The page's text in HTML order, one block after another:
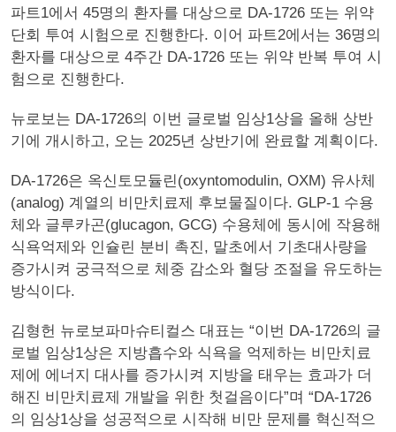
파트1에서 45명의 환자를 대상으로 DA-1726 또는 위약
단회 투여 시험으로 진행한다. 이어 파트2에서는 36명의
환자를 대상으로 4주간 DA-1726 또는 위약 반복 투여 시
험으로 진행한다.
뉴로보는 DA-1726의 이번 글로벌 임상1상을 올해 상반
기에 개시하고, 오는 2025년 상반기에 완료할 계획이다.
DA-1726은 옥신토모듈린(oxyntomodulin, OXM) 유사체
(analog) 계열의 비만치료제 후보물질이다. GLP-1 수용
체와 글루카곤(glucagon, GCG) 수용체에 동시에 작용해
식욕억제와 인슐린 분비 촉진, 말초에서 기초대사량을
증가시켜 궁극적으로 체중 감소와 혈당 조절을 유도하는
방식이다.
김형헌 뉴로보파마슈티컬스 대표는 “이번 DA-1726의 글
로벌 임상1상은 지방흡수와 식욕을 억제하는 비만치료
제에 에너지 대사를 증가시켜 지방을 태우는 효과가 더
해진 비만치료제 개발을 위한 첫걸음이다”며 “DA-1726
의 임상1상을 성공적으로 시작해 비만 문제를 혁신적으